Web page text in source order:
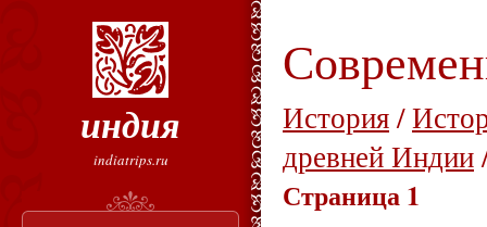
индия
indiatrips.ru
История/
древней Индии
Страница 1